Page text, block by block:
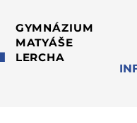
GYMNÁZIUM
MATYÁŠE
LERCHA